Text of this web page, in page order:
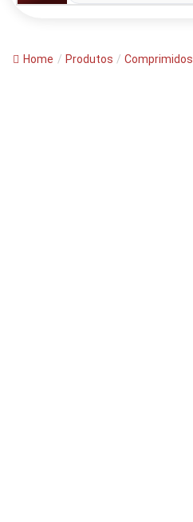
Home / Produtos / Comprimidos